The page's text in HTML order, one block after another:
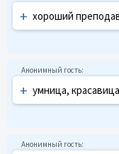
+ хороший
+ умница,